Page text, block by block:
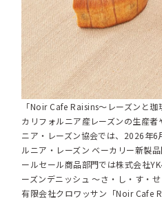
「Noir Cafe Raisins～レーズンと珈
カリフォルニア産レーズンの生産
ニア・レーズン協会では、2026年
ルニア・レーズン ベーカリー新製
ールセール商品部門では株式会社
ーズンデニッシュ ～さ・し・す・
有限会社クロワッサン「Noir Cafe